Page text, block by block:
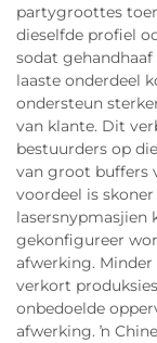
partygroottes
dieselfde profiel
sodat
laaste onderdeel
ondersteun
van klante. Dit
bestuurders op
van groot buffers
voordeel is
lasersnypmasjien
gekonfigureer
afwerking. Minder
verkort
onbedoelde
afwerking. ŉ